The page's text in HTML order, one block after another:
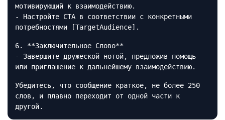
мотивирующий к взаимодействию.
- Настройте CTA в соответствии с конкретными
потребностями [TargetAudience].
6. **Заключительное Слово**
- Завершите дружеской нотой, предложив помощь
или приглашение к дальнейшему взаимодействию.
Убедитесь, что сообщение краткое, не более 250
слов, и плавно переходит от одной части к
другой.